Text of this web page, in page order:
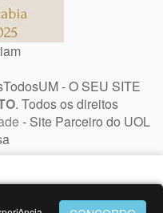
- O SEU SITE
. Todos os direitos
- Site Parceiro do UOL